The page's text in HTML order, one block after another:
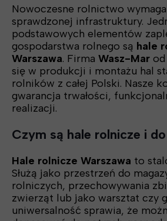
Nowoczesne rolnictwo
sprawdzonej infrastruktury.
podstawowych elementów
gospodarstwa rolnego są hale
Warszawa. Firma Wasz-Mar
się w produkcji i montażu hal
rolników z całej Polski. Nasze
gwarancja trwałości,
realizacji.
Czym są hale rolnicze i
Hale rolnicze Warszawa to
Służą jako przestrzeń do
rolniczych, przechowywania
zwierząt lub jako warsztat czy
uniwersalność sprawia, że